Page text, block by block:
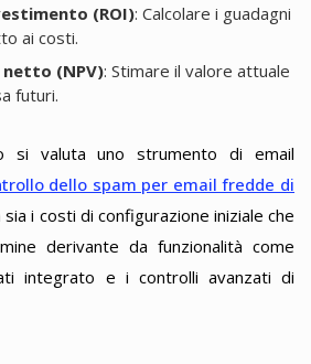
(ROI): Calcolare i guadagni
ai costi.
(NPV): Stimare il valore attuale
futuri.
si valuta uno strumento di email
dello spam per email fredde di
sia i costi di configurazione iniziale che
derivante da funzionalità come
integrato e i controlli avanzati di